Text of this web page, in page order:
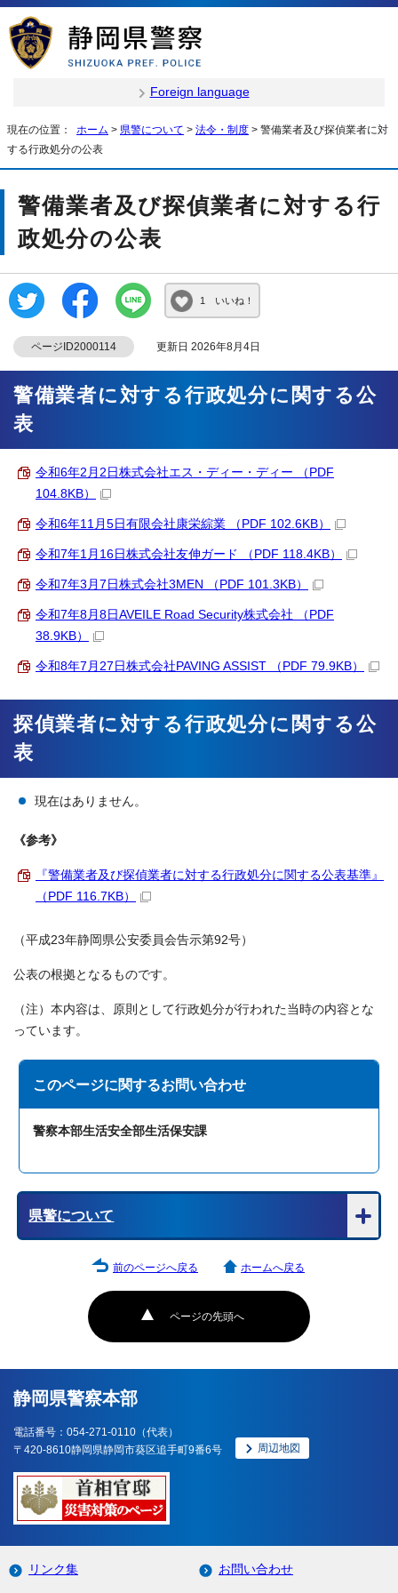
Foreign language
現在の位置： ホーム > 県警について > 法令・制度 > 警備業者及び探偵業者に対
する行政処分の公表
警備業者及び探偵業者に対する行
政処分の公表
1 いいね！
ページID2000114 更新日 2026年8月4日
警備業者に対する行政処分に関する公
表
令和6年2月2日株式会社エス・ディー・ディー （PDF
104.8KB）
令和6年11月5日有限会社康栄綜業 （PDF 102.6KB）
令和7年1月16日株式会社友伸ガード （PDF 118.4KB）
令和7年3月7日株式会社3MEN （PDF 101.3KB）
令和7年8月8日AVEILE Road Security株式会社 （PDF
38.9KB）
令和8年7月27日株式会社PAVING ASSIST （PDF 79.9KB）
探偵業者に対する行政処分に関する公
表
現在はありません。
《参考》
『警備業者及び探偵業者に対する行政処分に関する公表基準』
（PDF 116.7KB）
（平成23年静岡県公安委員会告示第92号）
公表の根拠となるものです。
（注）本内容は、原則として行政処分が行われた当時の内容とな
っています。
このページに関するお問い合わせ
警察本部生活安全部生活保安課
県警について
ページの先頭へ
前のページへ戻る ホームへ戻る
静岡県警察本部
電話番号：054-271-0110（代表）
〒420-8610静岡県静岡市葵区追手町9番6号
周辺地図
リンク集 お問い合わせ